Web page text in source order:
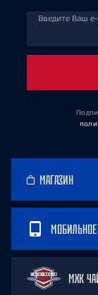
Введите Ваш
МАГАЗИН
МХК